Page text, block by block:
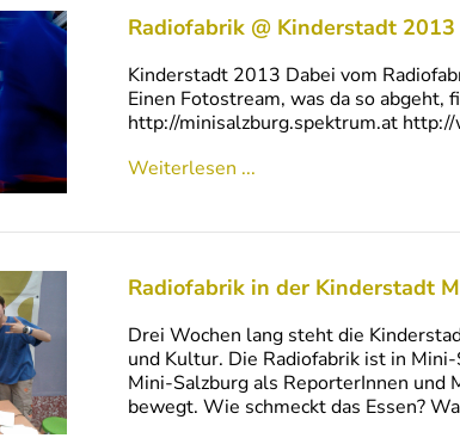
Radiofabrik @ Kinderstadt 2013
Kinderstadt 2013 Dabei vom
Einen Fotostream, was da so abgeht,
http://minisalzburg.spektrum.at
Weiterlesen ...
Radiofabrik in der Kinderstadt
Drei Wochen lang steht die
und Kultur. Die Radiofabrik ist in
Mini-Salzburg als ReporterInnen und
bewegt. Wie schmeckt das Essen?